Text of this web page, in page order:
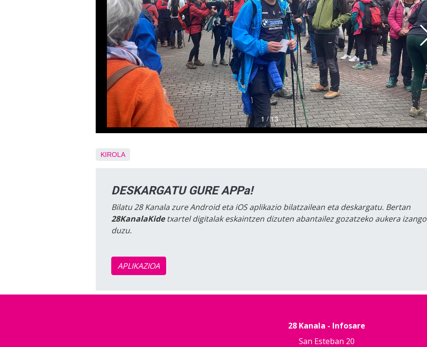
KIROLA
DESKARGATU GURE APPa!
Bilatu 28 Kanala zure Android eta iOS aplikazio bilatzailean eta deskargatu. Bertan
28KanalaKidetxartel digitalak eskaintzen dizuten abantailez gozatzeko aukera izango
duzu.
APLIKAZIOA
28 Kanala - Infosare
San Esteban 20